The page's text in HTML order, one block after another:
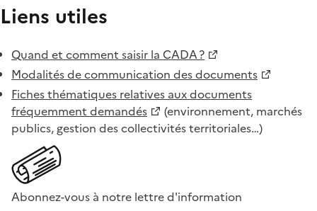
Liens utiles
Quand et comment saisir la CADA ?
Modalités de communication des documents
Fiches thématiques relatives aux documents
fréquemment demandés
(environnement, marchés
publics, gestion des collectivités territoriales…)
Abonnez-vous à notre lettre d'information